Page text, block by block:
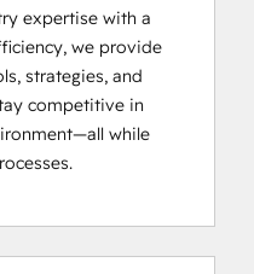
expertise with a
we provide
strategies, and
competitive in
while